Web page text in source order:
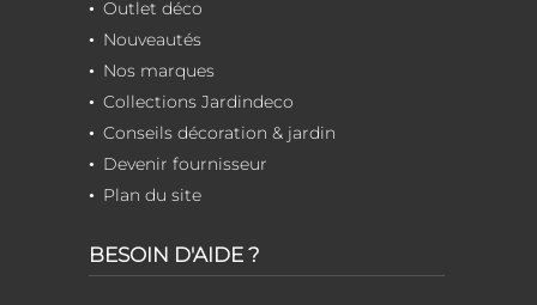
Outlet déco
Nouveautés
Nos marques
Collections Jardindeco
Conseils décoration & jardin
Devenir fournisseur
Plan du site
BESOIN D'AIDE ?